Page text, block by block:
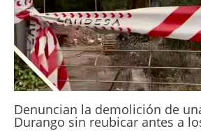
Denuncian la demolición de
Durango sin reubicar antes a